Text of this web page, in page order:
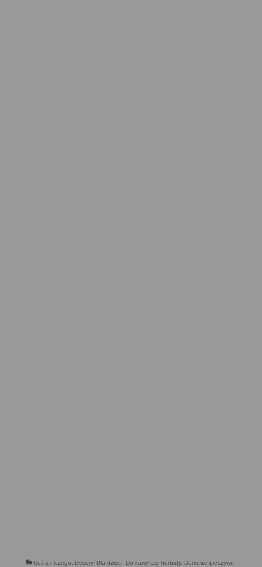
Coś z niczego, Desery, Dla dzieci, Do kawy czy herbaty, Domowe pieczywo,